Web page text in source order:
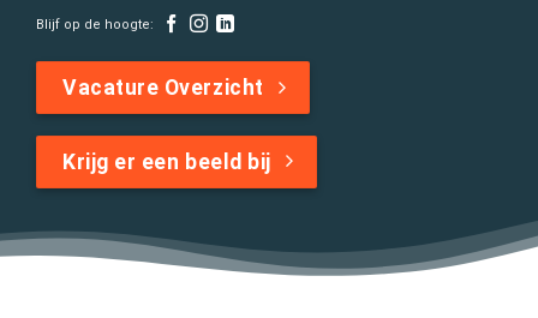
Blijf op de hoogte:
Vacature Overzicht
Krijg er een beeld bij